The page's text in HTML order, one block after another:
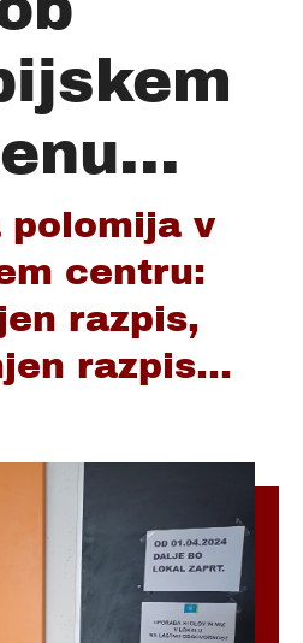
polomija v
centru:
razpis,
razpis...